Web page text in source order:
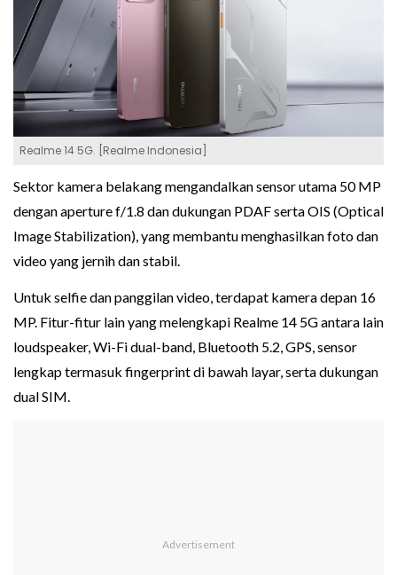
Realme 14 5G. [Realme Indonesia]
Sektor kamera belakang mengandalkan sensor utama 50 MP
dengan aperture f/1.8 dan dukungan PDAF serta OIS (Optical
Image Stabilization), yang membantu menghasilkan foto dan
video yang jernih dan stabil.
Untuk selfie dan panggilan video, terdapat kamera depan 16
MP. Fitur-fitur lain yang melengkapi Realme 14 5G antara lain
loudspeaker, Wi-Fi dual-band, Bluetooth 5.2, GPS, sensor
lengkap termasuk fingerprint di bawah layar, serta dukungan
dual SIM.